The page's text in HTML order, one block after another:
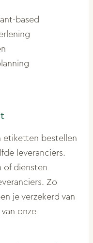
based
etiketten bestellen
leveranciers.
of diensten
Zo
je verzekerd van
onze